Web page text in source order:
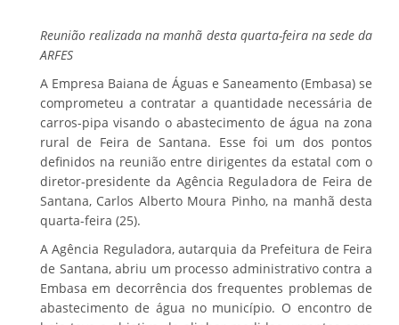
Reunião realizada na manhã desta quarta-feira na sede da
ARFES
A Empresa Baiana de Águas e Saneamento (Embasa) se
comprometeu a contratar a quantidade necessária de
carros-pipa visando o abastecimento de água na zona
rural de Feira de Santana. Esse foi um dos pontos
definidos na reunião entre dirigentes da estatal com o
diretor-presidente da Agência Reguladora de Feira de
Santana, Carlos Alberto Moura Pinho, na manhã desta
quarta-feira (25).
A Agência Reguladora, autarquia da Prefeitura de Feira
de Santana, abriu um processo administrativo contra a
Embasa em decorrência dos frequentes problemas de
abastecimento de água no município. O encontro de